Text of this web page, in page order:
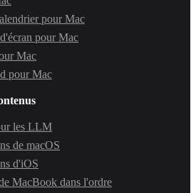
pour Mac
pour Mac
Mac
pour Mac
les LLM
de macOS
d'iOS
MacBook dans l'ordre